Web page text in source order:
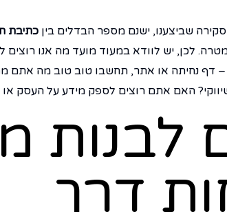
שביצענו, ישנם מספר הבדלים בין כתיבת
לכן, יש לוודא במעוד מועד מה אנו
דף נחיתה או אתר, תחשבו טוב טוב מה אתם
האם אתם רוצים לספק מידע על העסק
לבנות
דרך